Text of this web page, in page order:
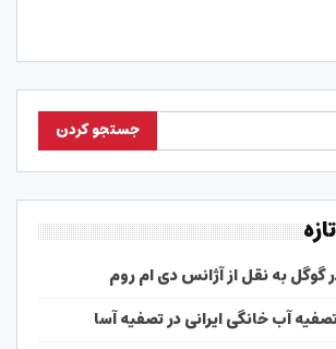
گوگل به نقل از آژانس دی ام روم
آب خانگی ایرانی در تصفیه آسا